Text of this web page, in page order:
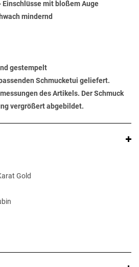
mit bloßem Auge
mindernd
gestempelt
Schmucketui geliefert.
des Artikels. Der Schmuck
vergrößert abgebildet.
Gold